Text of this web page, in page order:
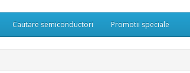
Cautare semiconductori Promotii speciale